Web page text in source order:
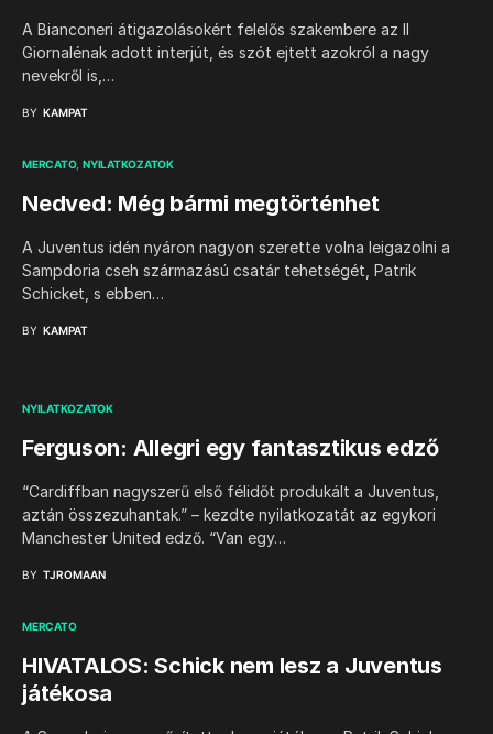
A Bianconeri átigazolásokért felelős szakembere az Il
Giornalénak adott interjút, és szót ejtett azokról a nagy
nevekről is,…
BY KAMPAT
MERCATO NYILATKOZATOK
Nedved: Még bármi megtörténhet
A Juventus idén nyáron nagyon szerette volna leigazolni a
Sampdoria cseh származású csatár tehetségét, Patrik
Schicket, s ebben…
BY KAMPAT
NYILATKOZATOK
Ferguson: Allegri egy fantasztikus edző
“Cardiffban nagyszerű első félidőt produkált a Juventus,
aztán összezuhantak.” – kezdte nyilatkozatát az egykori
Manchester United edző. “Van egy…
BY TJROMAAN
MERCATO
HIVATALOS: Schick nem lesz a Juventus
játékosa